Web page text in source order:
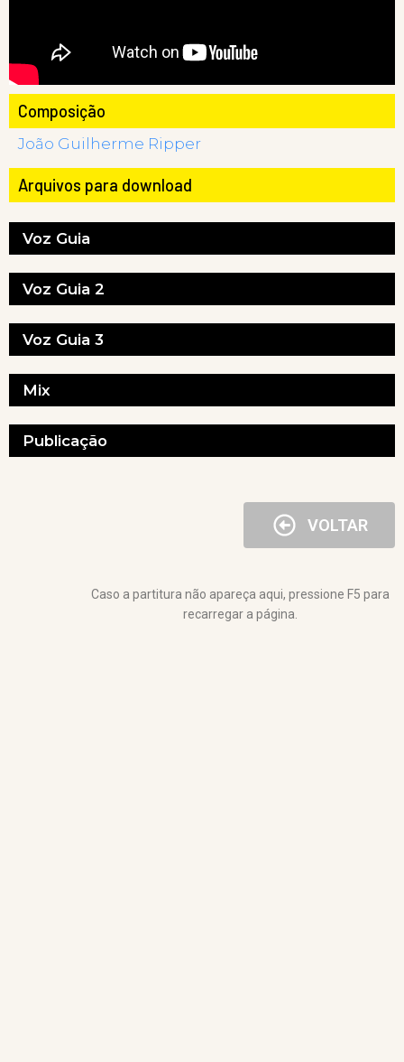
Composição
João Guilherme Ripper
Arquivos para download
Voz Guia
Voz Guia 2
Voz Guia 3
Mix
Publicação
VOLTAR
Caso a partitura não apareça aqui, pressione F5 para
recarregar a página.